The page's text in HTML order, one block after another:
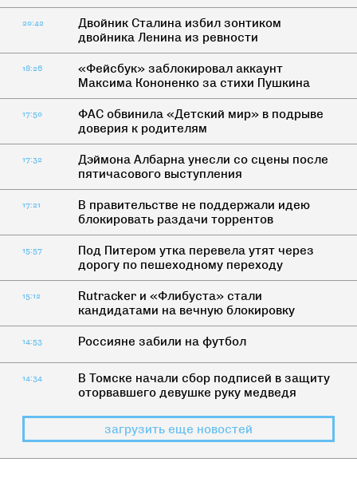
20:42
Двойник Сталина избил зонтиком
двойника Ленина из ревности
18:26
«Фейсбук» заблокировал аккаунт
Максима Кононенко за стихи Пушкина
17:50
ФАС обвинила «Детский мир» в подрыве
доверия к родителям
17:32
Дэймона Албарна унесли со сцены после
пятичасового выступления
17:21
В правительстве не поддержали идею
блокировать раздачи торрентов
15:57
Под Питером утка перевела утят через
дорогу по пешеходному переходу
15:12
Rutracker и «Флибуста» стали
кандидатами на вечную блокировку
14:53 Россияне забили на футбол
14:34
В Томске начали сбор подписей в защиту
оторвавшего девушке руку медведя
загрузить еще новостей